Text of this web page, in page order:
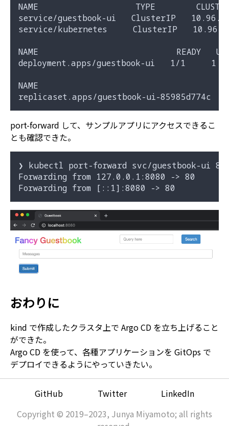
NAME                   TYPE        CLUSTER-
service/guestbook-ui   ClusterIP
service/kubernetes     ClusterIP
NAME                           READY   UP-TO-
deployment.apps/guestbook-ui   1/1
NAME
port-forward して、サンプルアプリにアクセスできるこ
とも確認できた。
❯ kubectl port-forward svc/guestbook-ui
Forwarding from 127.0.0.1:8080 -> 80
おわりに
kind で作成したクラスタ上で Argo CD を立ち上げること
ができた。
Argo CD を使って、各種アプリケーションを GitOps で
デプロイできるようにやっていきたい。
GitHub Twitter
LinkedIn
Copyright © 2019–2023, Junya Miyamoto; all rights